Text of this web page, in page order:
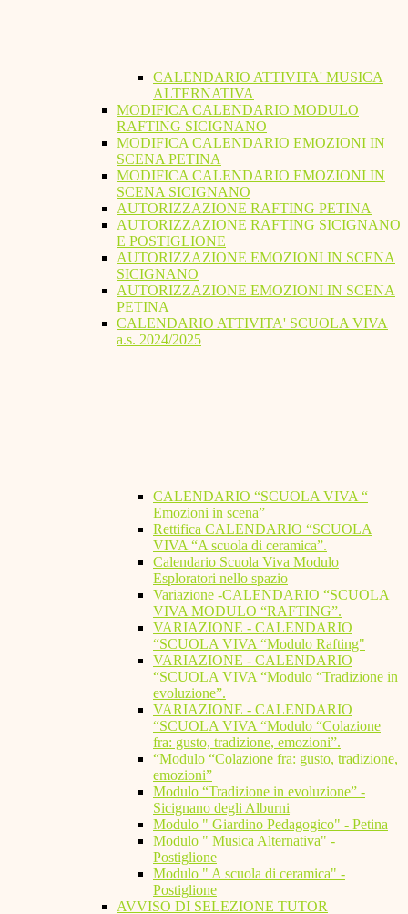
CALENDARIO ATTIVITA' MUSICA
ALTERNATIVA
MODIFICA CALENDARIO MODULO
RAFTING SICIGNANO
MODIFICA CALENDARIO EMOZIONI IN
SCENA PETINA
MODIFICA CALENDARIO EMOZIONI IN
SCENA SICIGNANO
AUTORIZZAZIONE RAFTING PETINA
AUTORIZZAZIONE RAFTING SICIGNANO
E POSTIGLIONE
AUTORIZZAZIONE EMOZIONI IN SCENA
SICIGNANO
AUTORIZZAZIONE EMOZIONI IN SCENA
PETINA
CALENDARIO ATTIVITA' SCUOLA VIVA
a.s. 2024/2025
CALENDARIO “SCUOLA VIVA “
Emozioni in scena”
Rettifica CALENDARIO “SCUOLA
VIVA “A scuola di ceramica”.
Calendario Scuola Viva Modulo
Esploratori nello spazio
Variazione -CALENDARIO “SCUOLA
VIVA MODULO “RAFTING”.
VARIAZIONE - CALENDARIO
“SCUOLA VIVA “Modulo Rafting"
VARIAZIONE - CALENDARIO
“SCUOLA VIVA “Modulo “Tradizione in
evoluzione”.
VARIAZIONE - CALENDARIO
“SCUOLA VIVA “Modulo “Colazione
fra: gusto, tradizione, emozioni”.
“Modulo “Colazione fra: gusto, tradizione,
emozioni”
Modulo “Tradizione in evoluzione” -
Sicignano degli Alburni
Modulo " Giardino Pedagogico" - Petina
Modulo " Musica Alternativa" -
Postiglione
Modulo " A scuola di ceramica" -
Postiglione
AVVISO DI SELEZIONE TUTOR